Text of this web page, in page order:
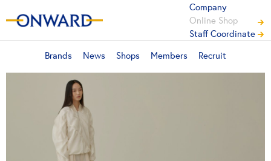
Company
Online Shop
Staff Coordinate
Brands
News Shops Members Recruit